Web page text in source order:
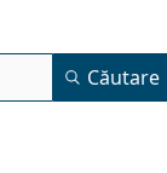
Căutare